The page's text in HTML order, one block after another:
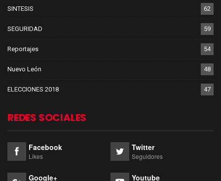
SINTESIS 62
SEGURIDAD 59
Reportajes 54
Nuevo León 48
ELECCIONES 2018 47
REDES SOCIALES
Facebook
Likes
Twitter
Seguidores
Google+ Youtube